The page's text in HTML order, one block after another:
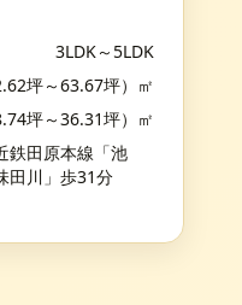
3LDK～5LDK
坪～63.67坪）㎡
坪～36.31坪）㎡
鉄田原本線「池
田川」歩31分